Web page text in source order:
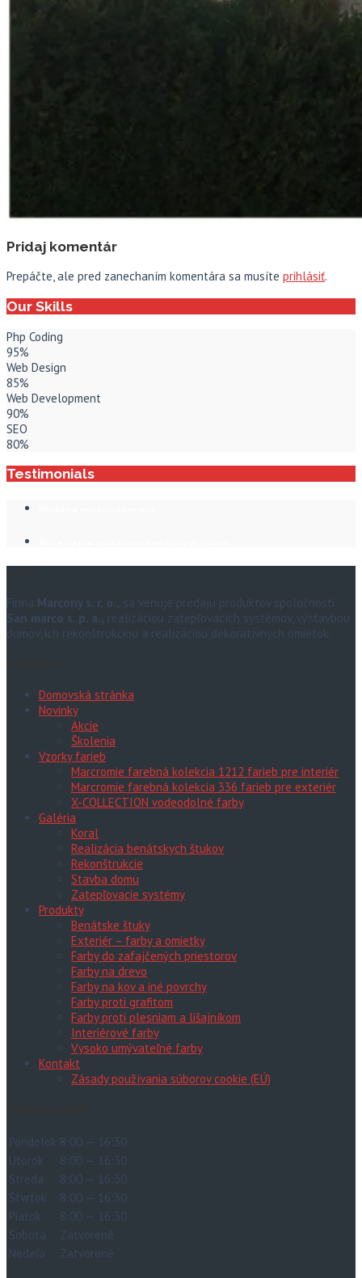
Pridaj komentár
Prepáčte, ale pred zanechaním komentára sa musíte prihlásiť.
Our Skills
Php Coding
95%
Web Design
85%
Web Development
90%
SEO
80%
Testimonials
Firma Marcony s. r. o., sa venuje predaju produktov spoločnosti
San marco s. p. a., realizáciou zatepľovacích systémov, výstavbou
domov, ich rekonštrukciou a realizáciou dekoratívnych omietok.
Domovská stránka
Novinky
Akcie
Školenia
Vzorky farieb
Marcromie farebná kolekcia 1212 farieb pre interiér
Marcromie farebná kolekcia 336 farieb pre exteriér
X-COLLECTION vodeodolné farby
Galéria
Koral
Realizácia benátskych štukov
Rekonštrukcie
Stavba domu
Zatepľovacie systémy
Produkty
Benátske štuky
Exteriér – farby a omietky
Farby do zafajčených priestorov
Farby na drevo
Farby na kov a iné povrchy
Farby proti grafitom
Farby proti plesniam a lišajníkom
Interiérové farby
Vysoko umývateľné farby
Kontakt
Zásady používania súborov cookie (EÚ)
Pondelok 8:00 — 16:30
Utorok
8:00 — 16:30
Streda
8:00 — 16:30
Štvrtok
8:00 — 16:30
Piatok
8:00 — 16:30
Sobota
Zatvorené
Nedeľa
Zatvorené